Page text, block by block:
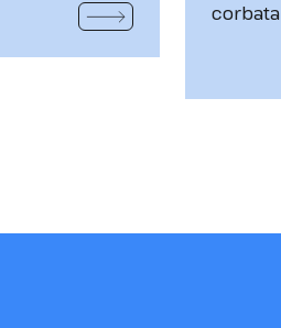
VER MÁS
corbata